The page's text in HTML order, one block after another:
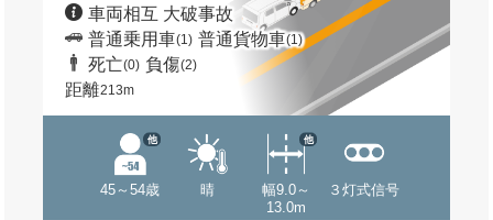
車両相互 大破事故
普通乗用車(1) 普通貨物車(1)
死亡(0) 負傷(2)
距離213m
45～54歳
他
晴
幅9.0～
13.0m
他
３灯式信号